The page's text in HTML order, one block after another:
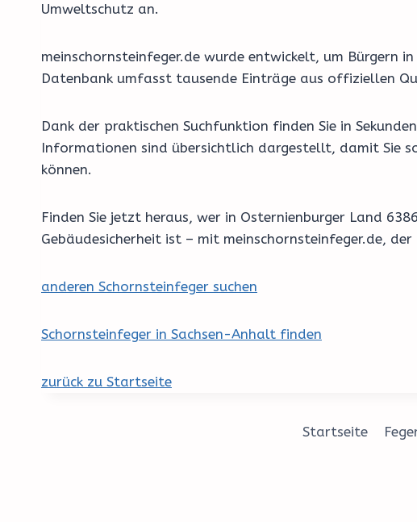
Umweltschutz an.
meinschornsteinfeger.de wurde entwickelt, um Bürgern
Datenbank umfasst tausende Einträge aus offiziellen
Dank der praktischen Suchfunktion finden Sie in
Informationen sind übersichtlich dargestellt, damit Sie
können.
Finden Sie jetzt heraus, wer in Osternienburger Land
Gebäudesicherheit ist – mit meinschornsteinfeger.de,
anderen Schornsteinfeger suchen
Schornsteinfeger in Sachsen-Anhalt finden
zurück zu Startseite
Startseite